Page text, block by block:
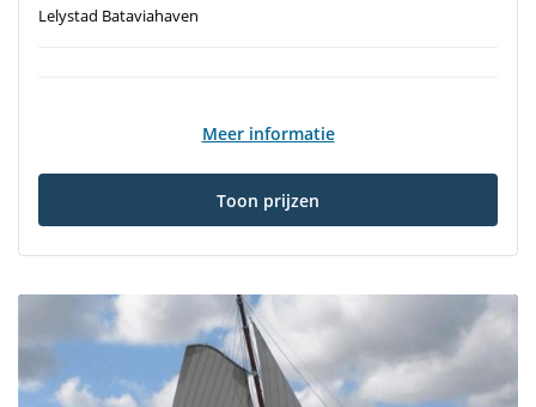
Lelystad Bataviahaven
Meer informatie
Toon prijzen